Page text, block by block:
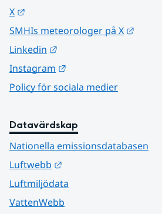
X
SMHIs meteorologer på X
Linkedin
Instagram
Policy för sociala medier
Datavärdskap
Nationella emissionsdatabasen
Luftwebb
Luftmiljödata
VattenWebb